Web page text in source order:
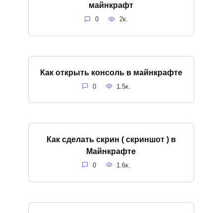
майнкрафт
0 2к.
Как открыть консоль в майнкрафте
0 1.5к.
Как сделать скрин ( скриншот ) в
Майнкрафте
0 1.6к.